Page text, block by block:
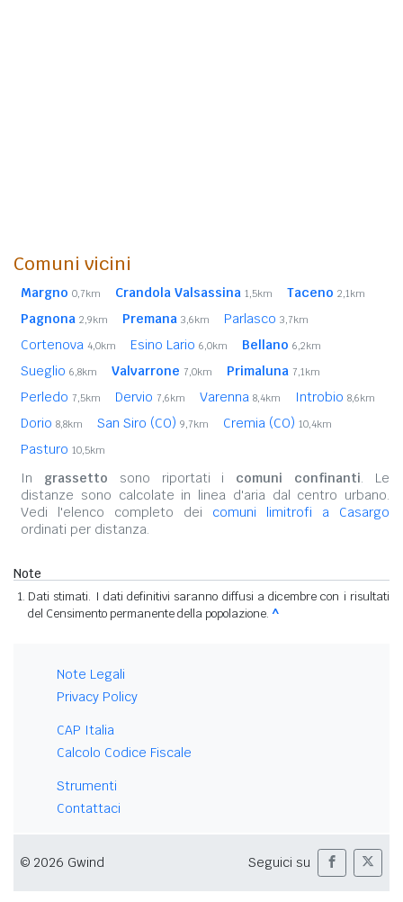
Comuni vicini
Margno 0,7km Crandola Valsassina 1,5km Taceno 2,1km
Pagnona 2,9km Premana 3,6km Parlasco 3,7km
Cortenova 4,0km Esino Lario 6,0km Bellano 6,2km
Sueglio 6,8km Valvarrone 7,0km Primaluna 7,1km
Perledo 7,5km Dervio 7,6km Varenna 8,4km Introbio 8,6km
Dorio 8,8km San Siro (CO) 9,7km Cremia (CO) 10,4km
Pasturo 10,5km
In grassetto sono riportati i comuni confinanti. Le
distanze sono calcolate in linea d'aria dal centro urbano.
Vedi l'elenco completo dei comuni limitrofi a Casargo
ordinati per distanza.
Note
Dati stimati. I dati definitivi saranno diffusi a dicembre con i risultati
del Censimento permanente della popolazione. ^
Note Legali
Privacy Policy
CAP Italia
Calcolo Codice Fiscale
Strumenti
Contattaci
© 2026 Gwind Seguici su